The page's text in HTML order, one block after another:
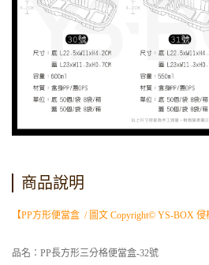
商品說明
【PP方形便當盒 / 圖文 Copyright© YS-BOX 侵
品名：PP長方形三分格便當盒-32號